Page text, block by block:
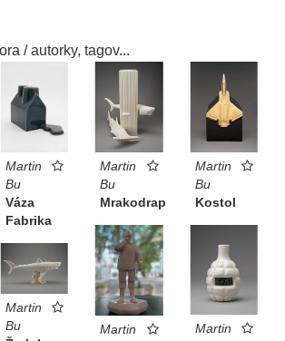
/ autorky, tagov...
Martin
Bu
Váza
Fabrika
Martin
Bu
Mrakodrap
Martin
Bu
Kostol
Martin
Martin
Martin
Bu